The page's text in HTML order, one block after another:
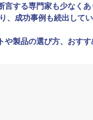
言する専門家も少なくあ
、成功事例も続出してい
や製品の選び方、おすす